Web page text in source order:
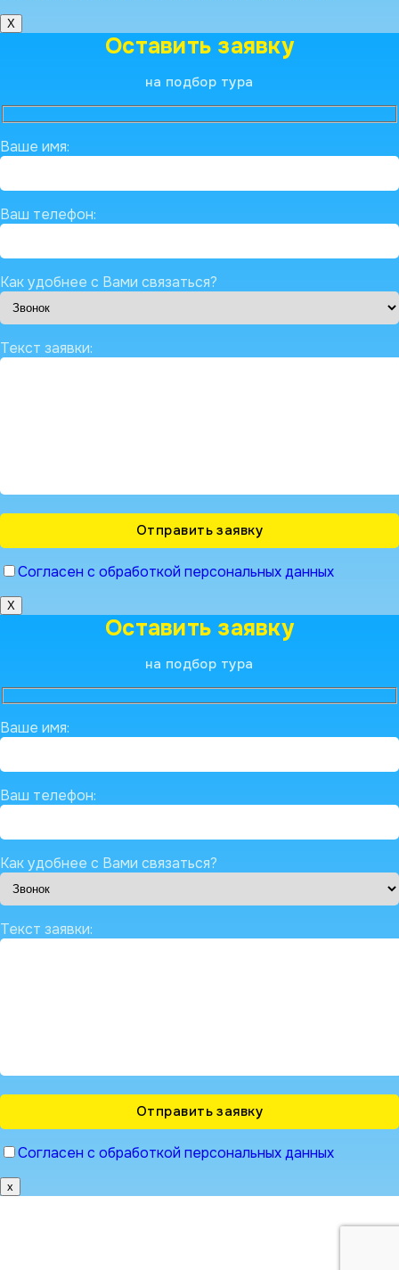
X
Оставить заявку
на подбор тура
Ваше имя:
Ваш телефон:
Как удобнее с Вами связаться?
Текст заявки:
Согласен с обработкой персональных данных
X
Оставить заявку
на подбор тура
Ваше имя:
Ваш телефон:
Как удобнее с Вами связаться?
Текст заявки:
Согласен с обработкой персональных данных
x